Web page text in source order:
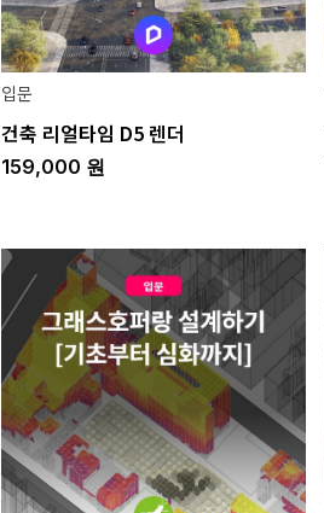
입문
건축 리얼타임 D5 렌더
159,000 원